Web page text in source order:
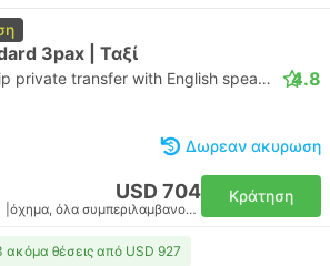
3pax | Ταξί
Daytrip private transfer with English speaking driver 4.8
Δωρεαν ακυρωση
USD 704
όχημα, όλα συμπεριλαμβανομένου
Κράτηση
ακόμα θέσεις από USD 927